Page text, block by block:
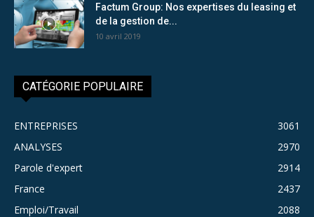
Factum Group: Nos expertises du leasing et
de la gestion de...
10 avril 2019
CATÉGORIE POPULAIRE
ENTREPRISES
3061
ANALYSES
2970
Parole d'expert
2914
France
2437
Emploi/Travail
2088